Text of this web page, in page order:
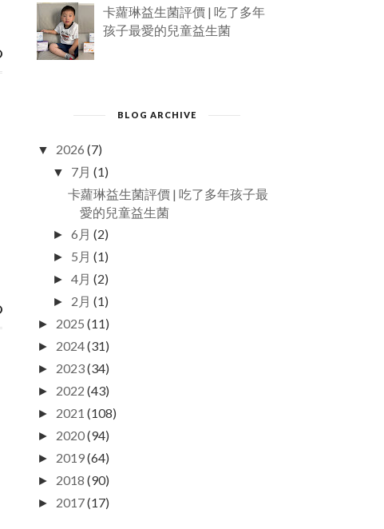
卡蘿琳益生菌評價 | 吃了多年
孩子最愛的兒童益生菌
BLOG ARCHIVE
▼ 2026 (7)
▼ 7月 (1)
卡蘿琳益生菌評價 | 吃了多年孩子最
愛的兒童益生菌
► 6月 (2)
► 5月 (1)
► 4月 (2)
► 2月 (1)
► 2025 (11)
► 2024(31)
► 2023(34)
► 2022 (43)
► 2021 (108)
► 2020(94)
► 2019(64)
► 2018 (90)
► 2017(17)